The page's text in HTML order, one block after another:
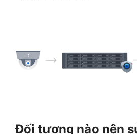
Đối tượng nào nên